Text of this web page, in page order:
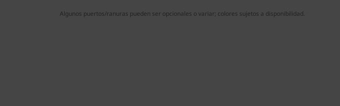
Algunos puertos/ranuras pueden ser opcionales o variar; colores sujetos a disponibilidad.